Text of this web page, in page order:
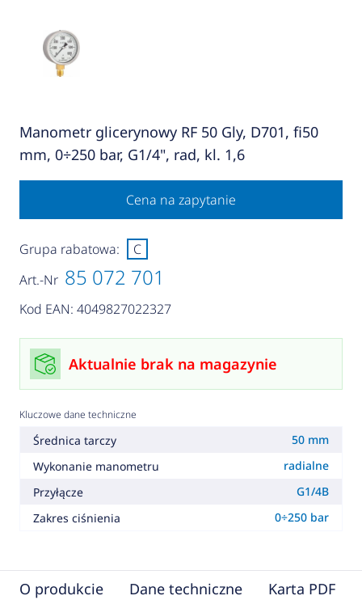
Manometr glicerynowy RF 50 Gly, D701, fi50
mm, 0÷250 bar, G1/4", rad, kl. 1,6
Cena na zapytanie
Art.-Nr 85 072 701
Kod EAN: 4049827022327
Grupa rabatowa: C
Aktualnie brak na magazynie
Kluczowe dane techniczne
Średnica tarczy
50 mm
Wykonanie manometru
radialne
Przyłącze
G1/4B
Zakres ciśnienia
0÷250 bar
O produkcie Dane techniczne Karta PDF